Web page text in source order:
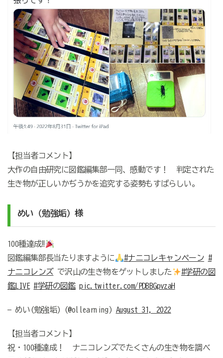
【担当者コメント】
大作の自由研究に図鑑編集部一同、感動です！ 判定された
生き物が正しいかぢうかを追究する姿勢もすばらしい。
めい（勉強垢）様
100種達成‼︎
図鑑編集部長当たりますように
#ナニコレキャンペーン #
ナニコレンズで沢山の生き物をゲットしました
#学研の図
鑑LIVE #学研の図鑑 pic.twitter.com/PDBBGpvzaH
— めい(勉強垢) (@ollearning) August 31, 2022
【担当者コメント】
祝・100種達成！ ナニコレンズでたくさんの生き物を調べ